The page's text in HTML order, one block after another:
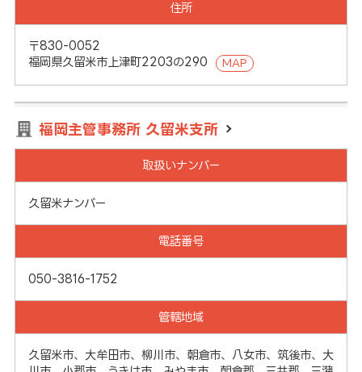
住所
〒830-0052
福岡県久留米市上津町2203の290
MAP
福岡主管事務所 久留米支所
取扱いナンバー
久留米ナンバー
電話番号
050-3816-1752
管轄地域
久留米市、大牟田市、柳川市、朝倉市、八女市、筑後市、大